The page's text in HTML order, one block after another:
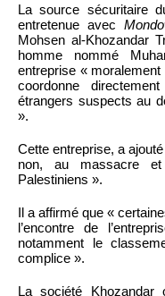
La source sécuritaire
entretenue avec
Mohsen al-Khozandar
homme nommé
entreprise «
coordonne
étrangers suspects au
».
Cette entreprise, a
non, au massacre
Palestiniens ».
Il a affirmé que «
l’encontre de
notamment le
complice ».
La société Khozandar